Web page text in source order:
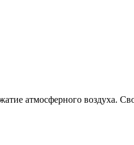
атмосферного воздуха.